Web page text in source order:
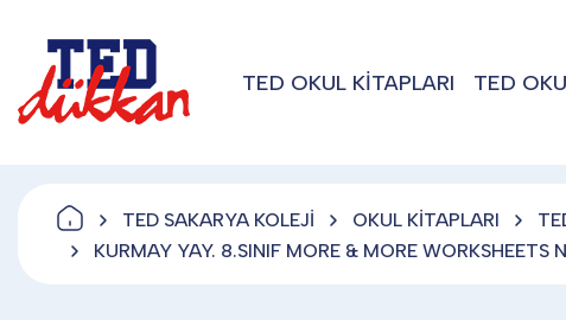
TED OKUL KİTAPLARI TED
TED SAKARYA KOLEJİ OKUL KİTAPLARI
KURMAY YAY. 8.SINIF MORE & MORE WORKSHEETS